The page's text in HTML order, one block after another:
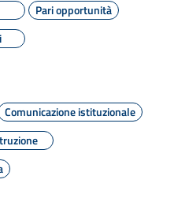
Pari opportunità
Comunicazione istituzionale